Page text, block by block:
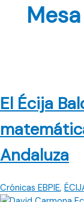
Mesa
El Écija
Andaluza
Crónicas EBPIE,